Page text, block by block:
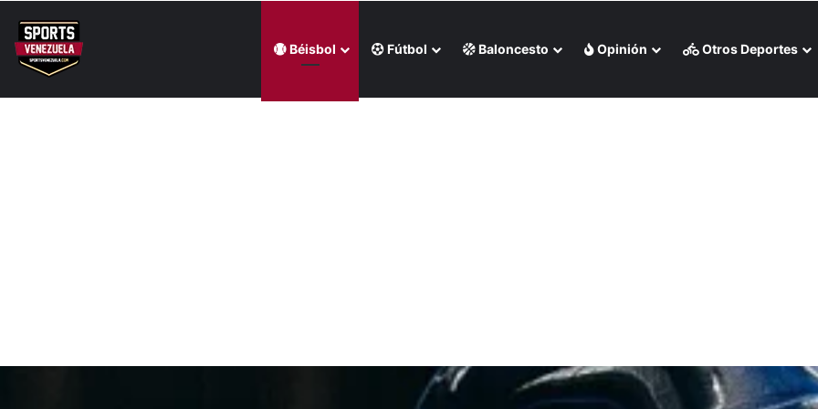
Béisbol Fútbol Baloncesto Opinión Otros Deportes
Última hora